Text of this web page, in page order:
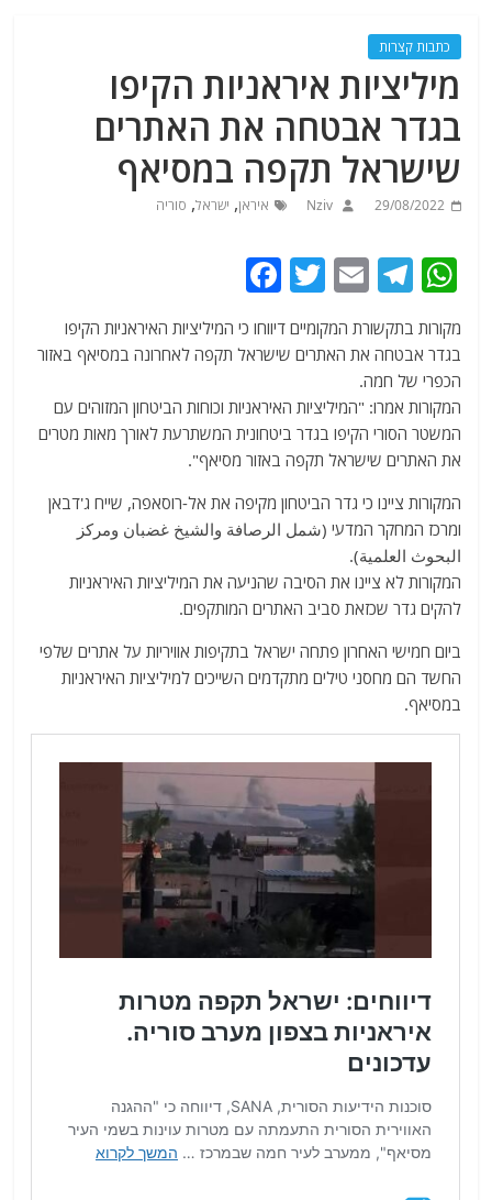
כתבות קצרות
מיליציות איראניות הקיפו
בגדר אבטחה את האתרים
שישראל תקפה במסיאף
29/08/2022
Nziv איראן, ישראל, סוריה
W
at
s
A
p
p
T
e
g
ra
m
E
ai
T
itt
c
b
o
o
k
מקורות בתקשורת המקומיים דיווחו כי המיליציות האיראניות הקיפו
בגדר אבטחה את האתרים שישראל תקפה לאחרונה במסיאף באזור
הכפרי של חמה.
המקורות אמרו: "המיליציות האיראניות וכוחות הביטחון המזוהים עם
המשטר הסורי הקיפו בגדר ביטחונית המשתרעת לאורך מאות מטרים
את האתרים שישראל תקפה באזור מסיאף".
המקורות ציינו כי גדר הביטחון מקיפה את אל-רוסאפה, שייח ג'דבאן
ומרכז המחקר המדעי (شمل الرصافة والشيخ غضبان ومركز
البحوث العلمية).
המקורות לא ציינו את הסיבה שהניעה את המיליציות האיראניות
להקים גדר שכזאת סביב האתרים המותקפים.
ביום חמישי האחרון פתחה ישראל בתקיפות אוויריות על אתרים שלפי
החשד הם מחסני טילים מתקדמים השייכים למיליציות האיראניות
במסיאף.